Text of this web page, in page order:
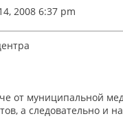
2008 6:37 pm
от муниципальной
а следовательно и